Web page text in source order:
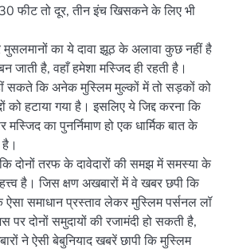
फीट तो दूर, तीन इंच खिसकने के लिए भी
का ये दावा झूठ के अलावा कुछ नहीं है
जाती है, वहाँ हमेशा मस्जिद ही रहती है।
सकते कि अनेक मुस्लिम मुल्कों में तो सड़कों को
को हटाया गया है। इसलिए ये जिद्द करना कि
का पुनर्निमाण हो एक धार्मिक बात के
दोनों तरफ के दावेदारों की समझ में समस्या के
है। जिस क्षण अखबारों में वे खबर छपी कि
ऐसा समाधान प्रस्ताव लेकर मुस्लिम पर्सनल लॉ
पर दोनों समुदायों की रजामंदी हो सकती है,
ने ऐसी बेबुनियाद खबरें छापी कि मुस्लिम